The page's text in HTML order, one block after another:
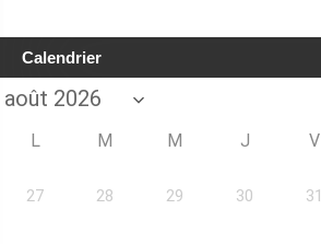
Calendrier
L M M J V
27 28 29 30 31